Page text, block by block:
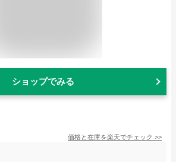
ショップでみる
価格と在庫を楽天でチェック >>